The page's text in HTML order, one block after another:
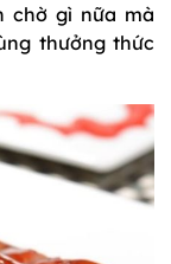
chờ gì nữa mà
thưởng thức